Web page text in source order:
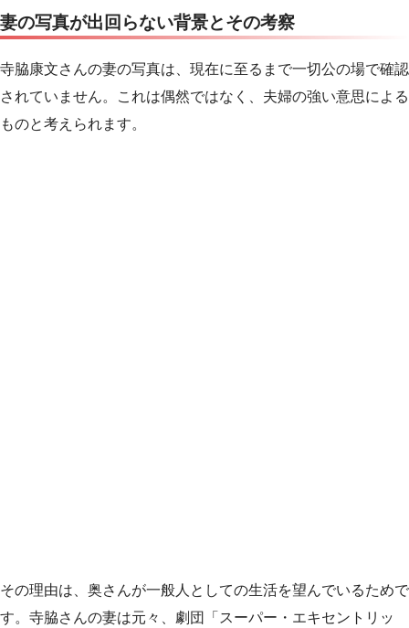
妻の写真が出回らない背景とその考察
寺脇康文さんの妻の写真は、現在に至るまで一切公の場で確認
されていません。これは偶然ではなく、夫婦の強い意思による
ものと考えられます。
その理由は、奥さんが一般人としての生活を望んでいるためで
す。寺脇さんの妻は元々、劇団「スーパー・エキセントリッ